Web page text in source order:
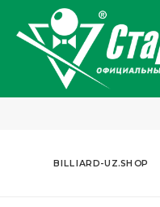
BILLIARD-UZ.SHOP